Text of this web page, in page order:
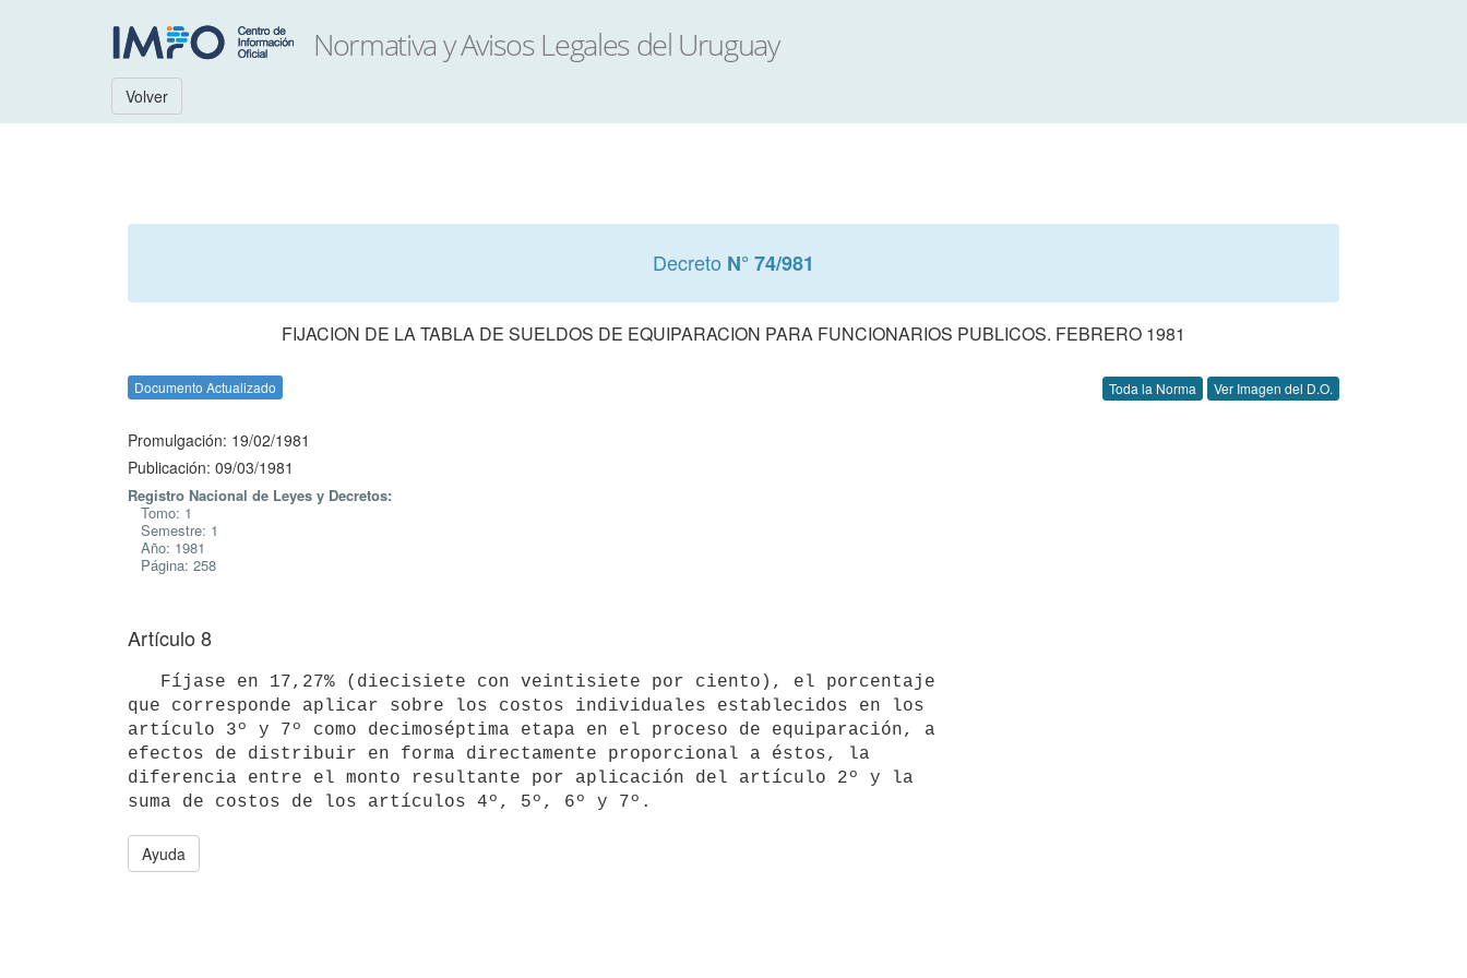
Volver
Decreto N° 74/981
FIJACION DE LA TABLA DE SUELDOS DE EQUIPARACION PARA FUNCIONARIOS PUBLICOS. FEBRERO 1981
Documento Actualizado Toda la Norma Ver Imagen del D.O.
Promulgación: 19/02/1981
Publicación: 09/03/1981
Registro Nacional de Leyes y Decretos:
Tomo: 1
Semestre: 1
Año: 1981
Página: 258
Artículo 8
que corresponde aplicar sobre los costos individuales establecidos en los
artículo 3º y 7º como decimoséptima etapa en el proceso de equiparación, a
efectos de distribuir en forma directamente proporcional a éstos, la
diferencia entre el monto resultante por aplicación del artículo 2º y la
Ayuda